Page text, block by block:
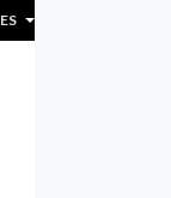
ES Lista adicional de